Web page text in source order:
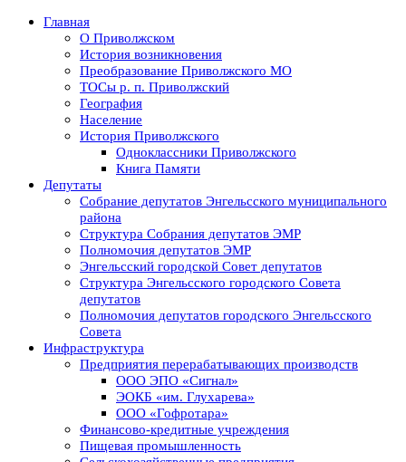
Главная
О Приволжском
История возникновения
Преобразование Приволжского МО
ТОСы р. п. Приволжский
География
Население
История Приволжского
Одноклассники Приволжского
Книга Памяти
Депутаты
Собрание депутатов Энгельсского муниципального
района
Структура Собрания депутатов ЭМР
Полномочия депутатов ЭМР
Энгельсский городской Совет депутатов
Структура Энгельсского городского Совета
депутатов
Полномочия депутатов городского Энгельсского
Совета
Инфраструктура
Предприятия перерабатывающих производств
ООО ЭПО «Сигнал»
ЭОКБ «им. Глухарева»
ООО «Гофротара»
Финансово-кредитные учреждения
Пищевая промышленность